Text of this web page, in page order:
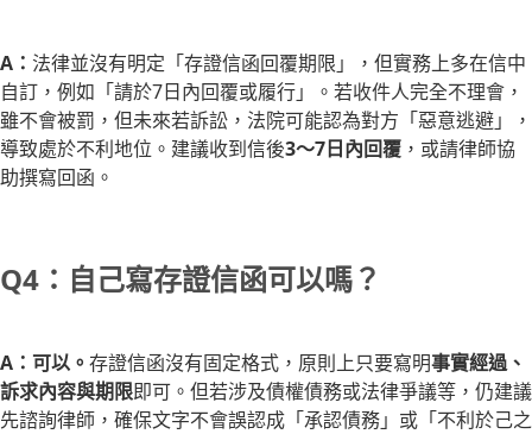
A： 法律並沒有明定「存證信函回覆期限」，但實務上多在信中
自訂，例如「請於7日內回覆或履行」。若收件人完全不理會，
雖不會被罰，但未來若訴訟，法院可能認為對方「惡意逃避」，
導致處於不利地位。建議收到信後3～7日內回覆 ，或請律師協
助撰寫回函。
Q4：自己寫存證信函可以嗎？
A：可以。 存證信函沒有固定格式，原則上只要寫明事實經過、
訴求內容與期限即可。但若涉及債權債務或法律爭議等，仍建議
先諮詢律師，確保文字不會誤認成「承認債務」或「不利於己之